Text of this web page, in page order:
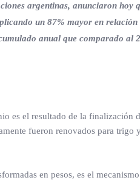
argentinas, anunciaron
un 87% mayor en
anual que comparado al
es el resultado de la
fueron renovados para trigo
en pesos, es el